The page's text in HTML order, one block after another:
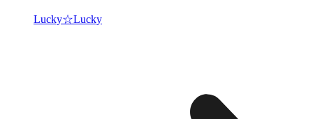
Lucky☆Lucky